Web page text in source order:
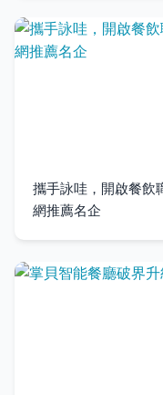
攜手詠哇，開啟餐
網推薦名企